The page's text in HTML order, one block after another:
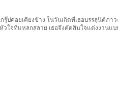
อยเคียงข้าง ในวันเกิดที่เธอบรรลุนิติภ
จที่แหลกสลาย เธอจึงตัดสินใจแต่งงาน